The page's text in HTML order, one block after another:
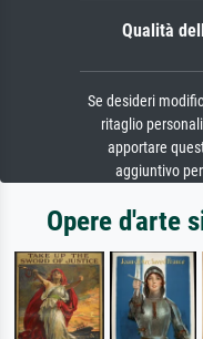
Qualità
Se desideri
ritaglio
apportare
aggiuntivo
Opere d'arte